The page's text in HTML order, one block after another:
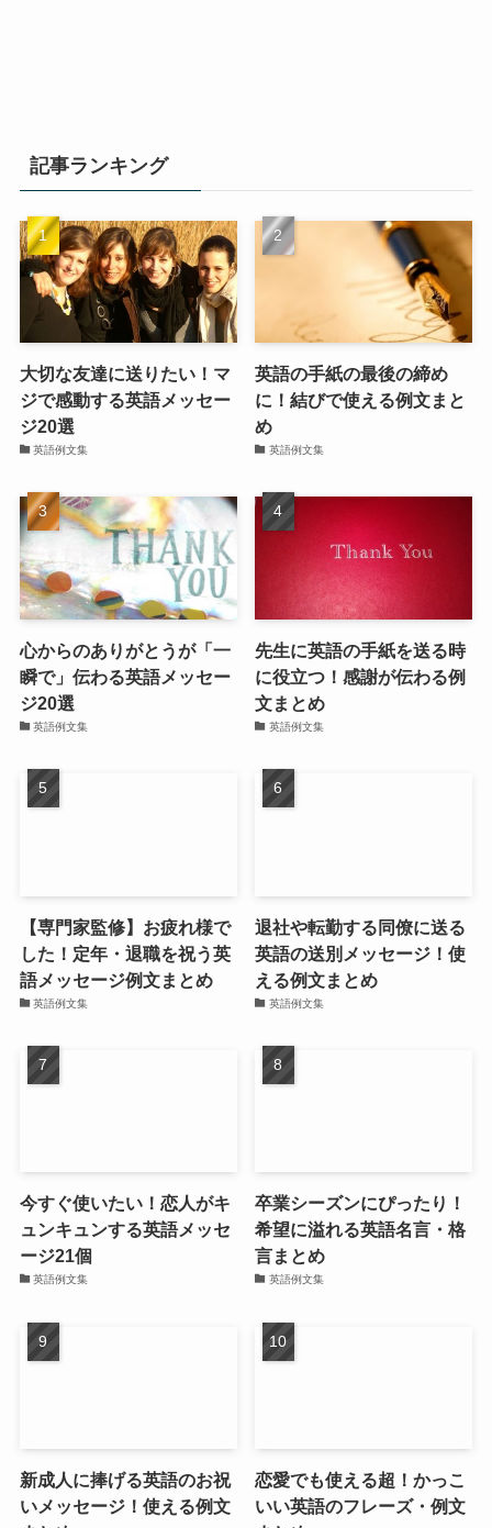
記事ランキング
大切な友達に送りたい！マ
ジで感動する英語メッセー
ジ20選
英語例文集
英語の手紙の最後の締め
に！結びで使える例文まと
め
英語例文集
心からのありがとうが「一
瞬で」伝わる英語メッセー
ジ20選
英語例文集
先生に英語の手紙を送る時
に役立つ！感謝が伝わる例
文まとめ
英語例文集
【専門家監修】お疲れ様で
した！定年・退職を祝う英
語メッセージ例文まとめ
英語例文集
退社や転勤する同僚に送る
英語の送別メッセージ！使
える例文まとめ
英語例文集
今すぐ使いたい！恋人がキ
ュンキュンする英語メッセ
ージ21個
英語例文集
卒業シーズンにぴったり！
希望に溢れる英語名言・格
言まとめ
英語例文集
新成人に捧げる英語のお祝
いメッセージ！使える例文
恋愛でも使える超！かっこ
いい英語のフレーズ・例文